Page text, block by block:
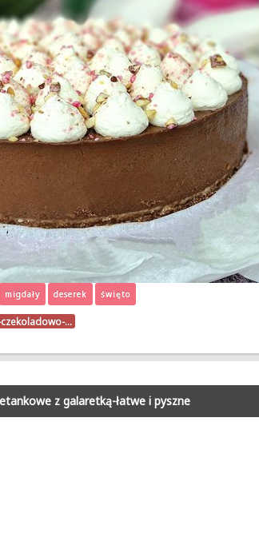
migdały deserek święto
…
z galaretką-łatwe i pyszne